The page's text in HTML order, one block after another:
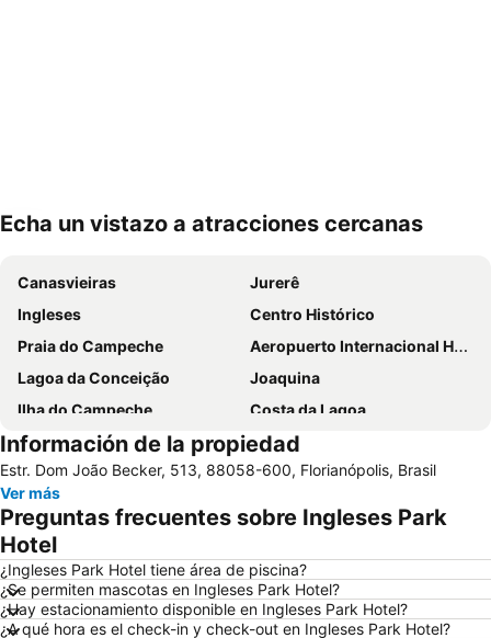
Echa un vistazo a atracciones cercanas
Canasvieiras
Jurerê
Ingleses
Centro Histórico
Praia do Campeche
Aeropuerto Internacional Hercílio Luz
Lagoa da Conceição
Joaquina
Ilha do Campeche
Costa da Lagoa
Ribeirão da Ilha
Ponta das Canas
Santo Antônio de Lisboa
Museu do Homem do Sambaqui
Bombinhas
Praia do Estaleirinho
Catedral Metropolitana
Galheta
Parque Municipal da Lagoa do Peri
Lagoinha do Leste
Fortaleza de São José da Ponta Grossa
Mole
Museu de Artes de Santa Catarina
Información de la propiedad
Estr. Dom João Becker, 513, 88058-600, Florianópolis, Brasil
Ver más
Preguntas frecuentes sobre Ingleses Park
Hotel
¿Ingleses Park Hotel tiene área de piscina?
¿Se permiten mascotas en Ingleses Park Hotel?
¿Hay estacionamiento disponible en Ingleses Park Hotel?
¿A qué hora es el check-in y check-out en Ingleses Park Hotel?